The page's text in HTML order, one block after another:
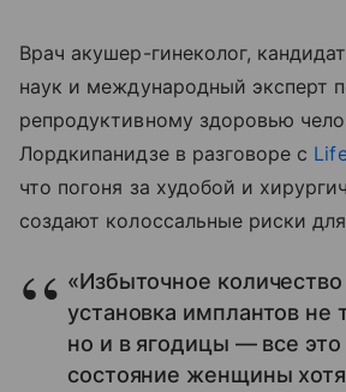
Врач акушер-гинеколог,
наук и международный эксперт
репродуктивному здоровью
Лордкипанидзе в разговоре с
что погоня за худобой и
создают колоссальные риски
«Избыточное
установка имплантов не
но и в ягодицы — все это
состояние женщины